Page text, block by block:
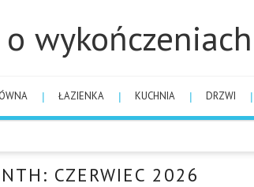
ŁAZIENKA KUCHNIA DRZWI
CZERWIEC 2026